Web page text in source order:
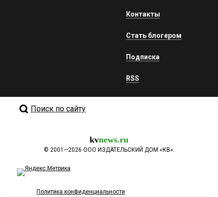
Контакты
Стать блогером
Подписка
RSS
Поиск по сайту
kvnews.ru
© 2001—2026 ООО ИЗДАТЕЛЬСКИЙ ДОМ «КВ».
Политика конфиденциальности